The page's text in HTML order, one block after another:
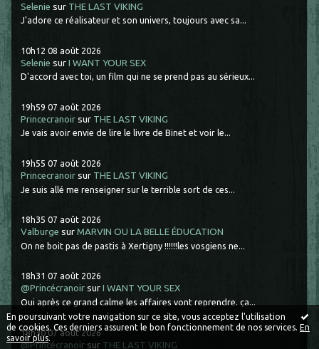
En poursuivant votre navigation sur ce site, vous acceptez l'utilisation
de cookies. Ces derniers assurent le bon fonctionnement de nos services. En
savoir plus.
Selenie sur THE LAST VIKING
J'adore ce réalisateur et son univers, toujours avec sa...
10h12 08 août 2026
Selenie surI WANT YOUR SEX
D'accord avec toi, un film qui ne se prend pas au sérieux...
19h59 07 août 2026
Princecranoir sur THE LAST VIKING
Je vais avoir envie de lire le livre de Binet et voir le...
19h55 07 août 2026
Princecranoir sur THE LAST VIKING
Je suis allé me renseigner sur le terrible sort de ces...
18h35 07 août 2026
Valburge surMARVIN OU LA BELLE ÉDUCATION
On ne boit pas de pastis à Xertigny !!!!!!les vosgiens ne...
18h31 07 août 2026
@Princécranoir surI WANT YOUR SEX
Oui après ce grand calme les affaires vont reprendre. ça...
18h30 07 août 2026
@Princécranoir sur THE LAST VIKING